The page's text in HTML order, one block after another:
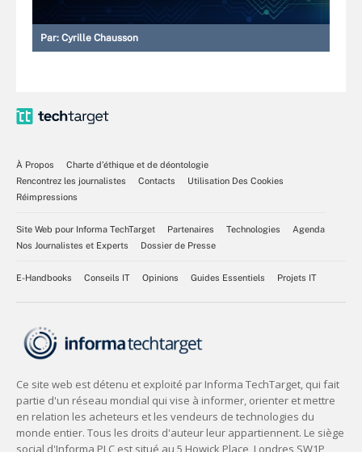
Par: Cyrille Chausson
À Propos
Charte d’éthique et de déontologie
Rencontrez les journalistes
Contacts
Utilisation Des Cookies
Réimpressions
Site Web pour Informa TechTarget Partenaires Technologies
Agenda
Nos Journalistes et Experts
Dossier de Presse
E-Handbooks Conseils IT Opinions Guides Essentiels Projets IT